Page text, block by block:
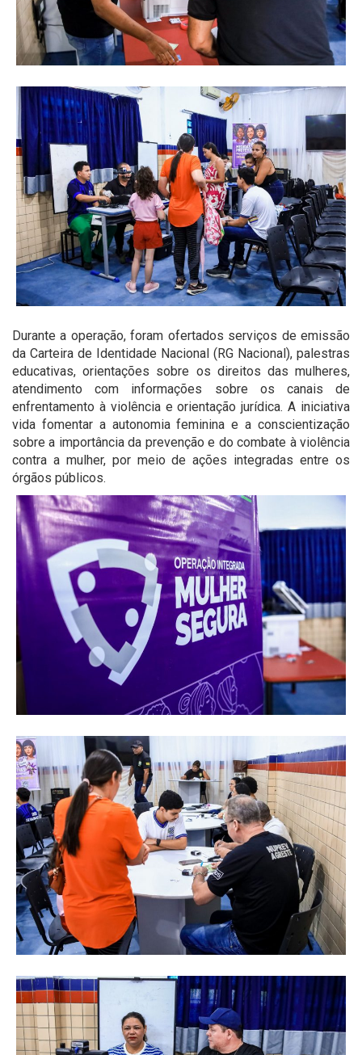
Durante a operação, foram ofertados serviços de emissão
da Carteira de Identidade Nacional (RG Nacional), palestras
educativas, orientações sobre os direitos das mulheres,
atendimento com informações sobre os canais de
enfrentamento à violência e orientação jurídica. A iniciativa
vida fomentar a autonomia feminina e a conscientização
sobre a importância da prevenção e do combate à violência
contra a mulher, por meio de ações integradas entre os
órgãos públicos.